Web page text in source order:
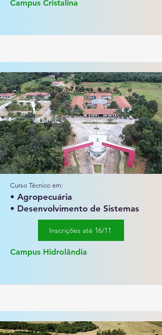
Campus Cristalina
Curso Técnico em:
• Agropecuária
• Desenvolvimento de Sistemas
Inscrições até 16/11
Campus Hidrolândia